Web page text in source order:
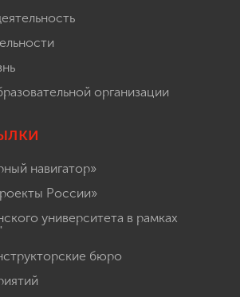
организации
навигатор»
России»
университета в рамках
бюро